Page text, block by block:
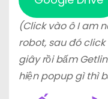
(Click vào ô I am
robot, sau đó
giây rồi bấm
hiện popup gì thì